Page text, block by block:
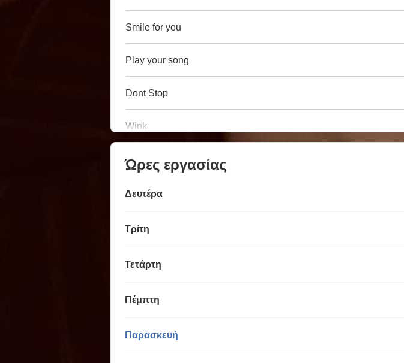
Smile for you
Play your song
Dont Stop
Wink
Ώρες εργασίας
Δευτέρα
Τρίτη
Τετάρτη
Πέμπτη
Παρασκευή